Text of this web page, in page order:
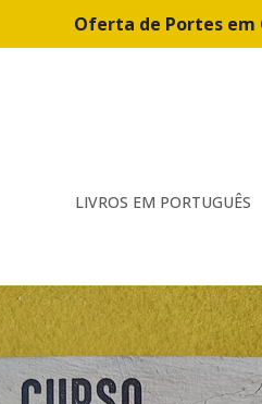
Oferta de Portes
LIVROS EM PORTUGUÊS